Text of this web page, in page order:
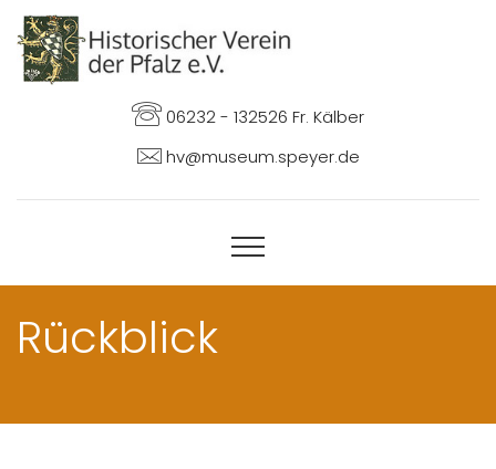
06232 - 132526 Fr. Kälber
hv@museum.speyer.de
Rückblick